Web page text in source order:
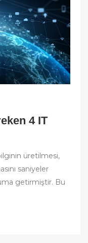
4 IT
üretilmesi,
saniyeler
getirmiştir. Bu